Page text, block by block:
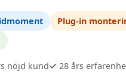
Plug-in
nöjd kund✓ 28 års